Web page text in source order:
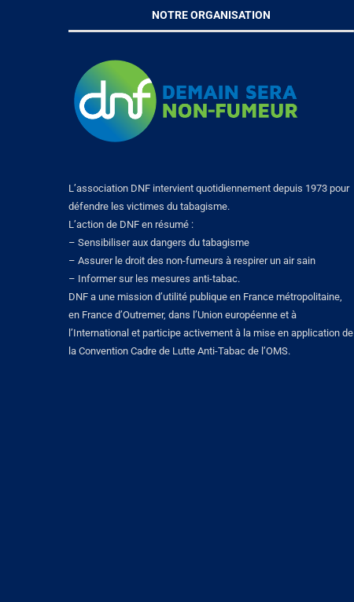
NOTRE ORGANISATION
L’association DNF intervient quotidiennement depuis 1973 pour
défendre les victimes du tabagisme.
L’action de DNF en résumé :
– Sensibiliser aux dangers du tabagisme
– Assurer le droit des non-fumeurs à respirer un air sain
– Informer sur les mesures anti-tabac.
DNF a une mission d’utilité publique en France métropolitaine,
en France d’Outremer, dans l’Union européenne et à
l’International et participe activement à la mise en application de
la Convention Cadre de Lutte Anti-Tabac de l’OMS.